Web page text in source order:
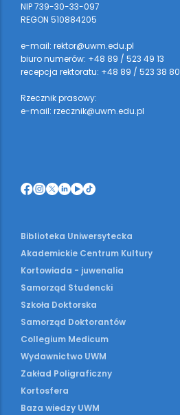
NIP 739-30-33-097
REGON 510884205
e-mail: rektor@uwm.edu.pl
biuro numerów: +48 89 / 523 49 13
recepcja rektoratu: +48 89 / 523 38 80
Rzecznik prasowy:
e-mail: rzecznik@uwm.edu.pl
Biblioteka Uniwersytecka
Akademickie Centrum Kultury
Kortowiada - juwenalia
Samorząd Studencki
Szkoła Doktorska
Samorząd Doktorantów
Collegium Medicum
Wydawnictwo UWM
Zakład Poligraficzny
Kortosfera
Baza wiedzy UWM